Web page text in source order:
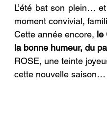
L’été bat son plein…
moment convivial,
Cette année encore, le
la bonne humeur, du
ROSE, une teinte
cette nouvelle saison…